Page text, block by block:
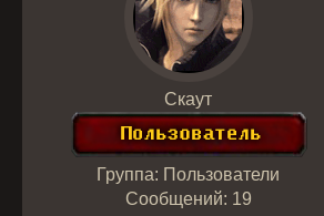
Скаут
Группа: Пользователи
Сообщений: 19